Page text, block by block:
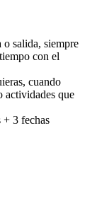
o salida, siempre
con el
cuando
actividades que
+ 3 fechas